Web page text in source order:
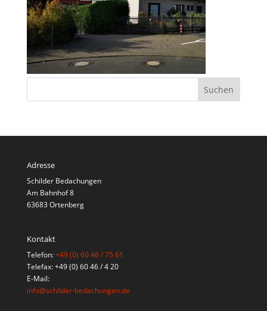
Adresse
Schilder Bedachungen
Am Bahnhof 8
63683 Ortenberg
Kontakt
Telefon:+49 (0) 60 46 / 75 61
Telefax: +49 (0) 60 46 / 4 20
E-Mail:
info@schilder-bedachungen.de